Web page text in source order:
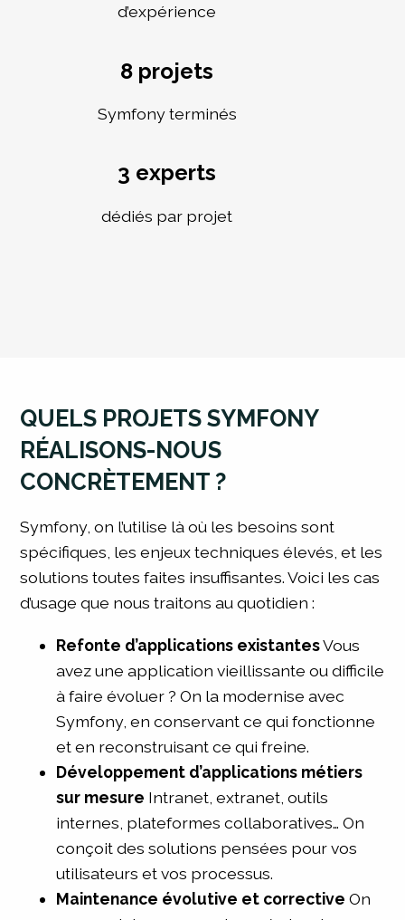
d’expérience
8 projets
Symfony terminés
3 experts
dédiés par projet
QUELS PROJETS SYMFONY
RÉALISONS-NOUS
CONCRÈTEMENT ?
Symfony, on l’utilise là où les besoins sont
spécifiques, les enjeux techniques élevés, et les
solutions toutes faites insuffisantes. Voici les cas
d’usage que nous traitons au quotidien :
Refonte d’applications existantesVous
avez une application vieillissante ou difficile
à faire évoluer ? On la modernise avec
Symfony, en conservant ce qui fonctionne
et en reconstruisant ce qui freine.
Développement d’applications métiers
sur mesure Intranet, extranet, outils
internes, plateformes collaboratives… On
conçoit des solutions pensées pour vos
utilisateurs et vos processus.
Maintenance évolutive et corrective On